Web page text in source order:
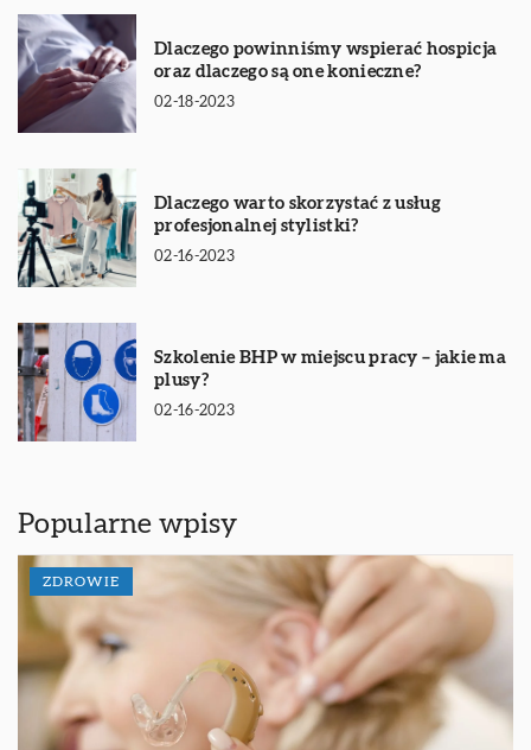
Dlaczego powinniśmy wspierać hospicja
oraz dlaczego są one konieczne?
02-18-2023
Dlaczego warto skorzystać z usług
profesjonalnej stylistki?
02-16-2023
Szkolenie BHP w miejscu pracy – jakie ma
plusy?
02-16-2023
Popularne wpisy
ZDROWIE